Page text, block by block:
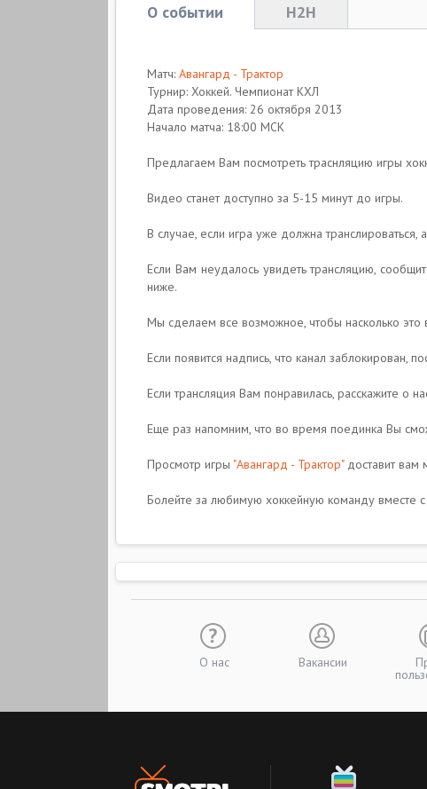
О событии H2H
Матч: Авангард - Трактор
Турнир: Хоккей. Чемпионат КХЛ
Дата проведения: 26 октября 2013
Начало матча: 18:00 МСК
Предлагаем Вам посмотреть траснляцию игры
Видео станет доступно за 5-15 минут до игры.
В случае, если игра уже должна транслироваться,
Если Вам неудалось увидеть трансляцию,
ниже.
Мы сделаем все возможное, чтобы насколько
Если появится надпись, что канал заблокирован,
Если трансляция Вам понравилась, расскажите о
Еще раз напомним, что во время поединка Вы
Просмотр игры "Авангард - Трактор"доставит вам
Болейте за любимую хоккейную команду вместе
О нас Вакансии